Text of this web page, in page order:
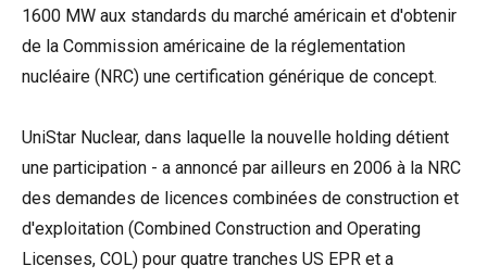
1600 MW aux standards du marché américain et d'obtenir
de la Commission américaine de la réglementation
nucléaire (NRC) une certification générique de concept.
UniStar Nuclear, dans laquelle la nouvelle holding détient
une participation - a annoncé par ailleurs en 2006 à la NRC
des demandes de licences combinées de construction et
d'exploitation (Combined Construction and Operating
Licenses, COL) pour quatre tranches US EPR et a